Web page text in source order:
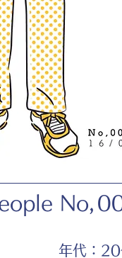
No,
年代： 20